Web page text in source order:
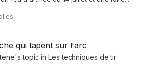
qui tapent sur l'arc
's topic in Les techniques de tir